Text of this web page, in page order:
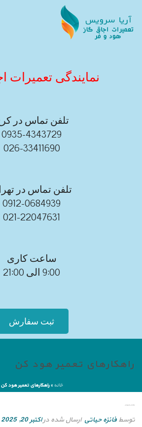
نمایندگی تعمیرات
تلفن تماس در
0935-4343729
026-33411690
تلفن تماس در
0912-0684939
021-22047631
ساعت کاری
9:00 الی 21:00
ثبت سفارش
راهکارهای تعمیر هود کن
خانه »راهکارهای تعمیر هود کن
راهکارهای تعمیر هود کن
توسطفائزه حیاتی ارسال شده دراکتبر 20, 2025